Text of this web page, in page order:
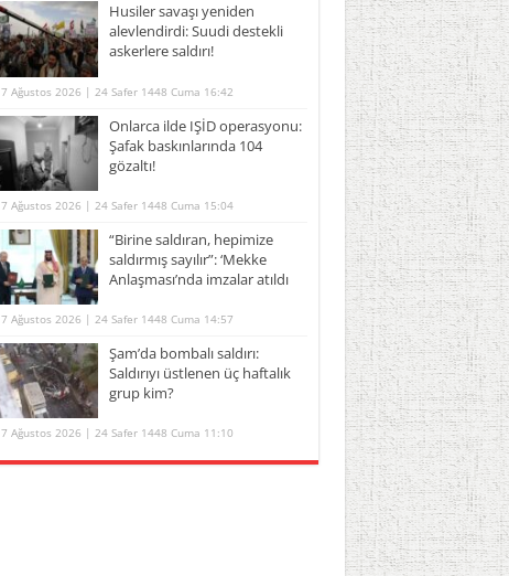
Husiler savaşı yeniden
alevlendirdi: Suudi destekli
askerlere saldırı!
7 Ağustos 2026 | 24 Safer 1448 Cuma 16:42
Onlarca ilde IŞİD operasyonu:
Şafak baskınlarında 104
gözaltı!
7 Ağustos 2026 | 24 Safer 1448 Cuma 15:04
“Birine saldıran, hepimize
saldırmış sayılır”: ‘Mekke
Anlaşması’nda imzalar atıldı
7 Ağustos 2026 | 24 Safer 1448 Cuma 14:57
Şam’da bombalı saldırı:
Saldırıyı üstlenen üç haftalık
grup kim?
7 Ağustos 2026 | 24 Safer 1448 Cuma 11:10